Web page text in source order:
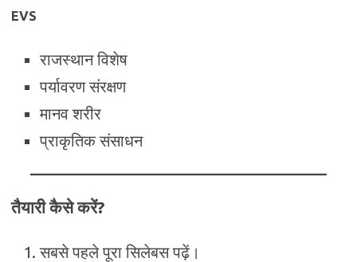
EVS
राजस्थान विशेष
पर्यावरण संरक्षण
मानव शरीर
प्राकृतिक संसाधन
तैयारी कैसे करें?
सबसे पहले पूरा सिलेबस पढ़ें।